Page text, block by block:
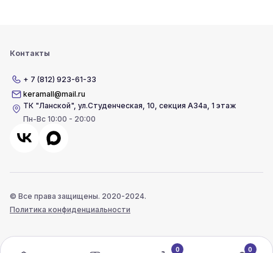
Контакты
+ 7 (812) 923-61-33
keramall@mail.ru
ТК "Ланской",ул.Студенческая, 10, секция А34а, 1 этаж
Пн-Вс 10:00 - 20:00
© Все права защищены. 2020-2024.
Политика конфиденциальности
0 0